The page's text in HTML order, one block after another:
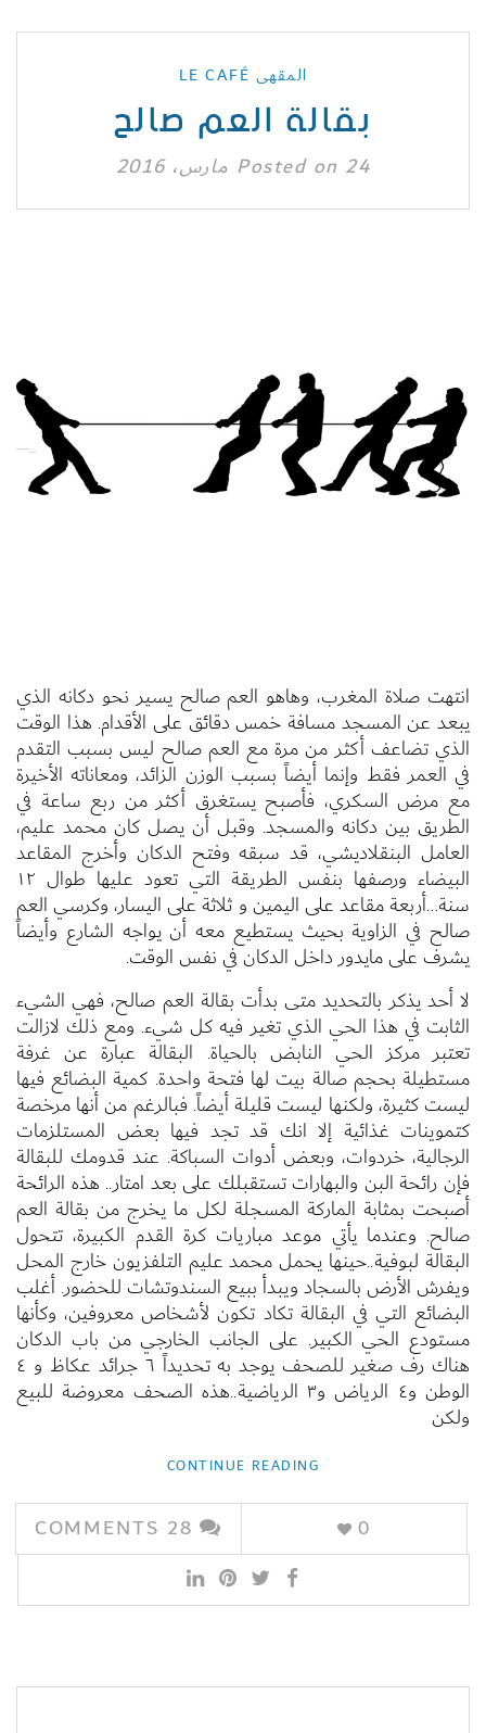
المقهى LE CAFÉ
بقالة العم صالح
Posted on 24 مارس، 2016
انتهت صلاة المغرب، وهاهو العم صالح يسير نحو دكانه الذي
يبعد عن المسجد مسافة خمس دقائق على الأقدام. هذا الوقت
الذي تضاعف أكثر من مرة مع العم صالح ليس بسبب التقدم
في العمر فقط وإنما أيضاً بسبب الوزن الزائد، ومعاناته الأخيرة
مع مرض السكري، فأصبح يستغرق أكثر من ربع ساعة في
الطريق بين دكانه والمسجد. وقبل أن يصل كان محمد عليم،
العامل البنقلاديشي، قد سبقه وفتح الدكان وأخرج المقاعد
البيضاء ورصفها بنفس الطريقة التي تعود عليها طوال ١٢
سنة…أربعة مقاعد على اليمين و ثلاثة على اليسار، وكرسي العم
صالح في الزاوية بحيث يستطيع معه أن يواجه الشارع وأيضاً
يشرف على مايدور داخل الدكان في نفس الوقت.
لا أحد يذكر بالتحديد متى بدأت بقالة العم صالح، فهي الشيء
الثابت في هذا الحي الذي تغير فيه كل شيء. ومع ذلك لازالت
تعتبر مركز الحي النابض بالحياة. البقالة عبارة عن غرفة
مستطيلة بحجم صالة بيت لها فتحة واحدة. كمية البضائع فيها
ليست كثيرة، ولكنها ليست قليلة أيضاً. فبالرغم من أنها مرخصة
كتموينات غذائية إلا انك قد تجد فيها بعض المستلزمات
الرجالية، خردوات، وبعض أدوات السباكة. عند قدومك للبقالة
فإن رائحة البن والبهارات تستقبلك على بعد امتار.. هذه الرائحة
أصبحت بمثابة الماركة المسجلة لكل ما يخرج من بقالة العم
صالح. وعندما يأتي موعد مباريات كرة القدم الكبيرة، تتحول
البقالة لبوفية..حينها يحمل محمد عليم التلفزيون خارج المحل
ويفرش الأرض بالسجاد ويبدأ ببيع السندوتشات للحضور. أغلب
البضائع التي في البقالة تكاد تكون لأشخاص معروفين، وكأنها
مستودع الحي الكبير. على الجانب الخارجي من باب الدكان
هناك رف صغير للصحف يوجد به تحديداً ٦ جرائد عكاظ و ٤
الوطن و٤ الرياض و٣ الرياضية..هذه الصحف معروضة للبيع
ولكن
CONTINUE READING
28
COMMENTS 0